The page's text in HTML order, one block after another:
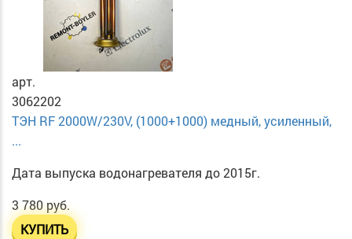
арт.
3062202
ТЭН RF 2000W/230V, (1000+1000) медный, усиленный,
...
Дата выпуска водонагревателя до 2015г.
3 780 руб.
КУПИТЬ